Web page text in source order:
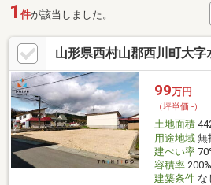
1 件が該当しました。
山形県西村山郡西川町大字
99万円
（坪単価:-）
土地面積
用途地域無
建ぺい率
容積率200%
建築条件な